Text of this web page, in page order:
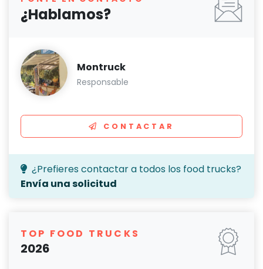
¿Hablamos?
Montruck
Responsable
CONTACTAR
¿Prefieres contactar a todos los food trucks?
Envía una solicitud
TOP FOOD TRUCKS
2026